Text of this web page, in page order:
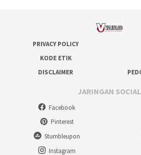
PRIVACY POLICY
KODE ETIK
DISCLAIMER
JARINGAN SOCIAL
Facebook
Pinterest
Stumbleupon
Instagram